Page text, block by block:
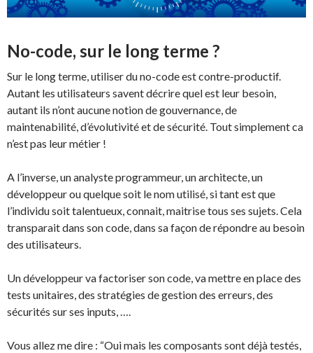
No-code, sur le long terme ?
Sur le long terme, utiliser du no-code est contre-productif.
Autant les utilisateurs savent décrire quel est leur besoin,
autant ils n’ont aucune notion de gouvernance, de
maintenabilité, d’évolutivité et de sécurité. Tout simplement ca
n’est pas leur métier !
A l’inverse, un analyste programmeur, un architecte, un
développeur ou quelque soit le nom utilisé, si tant est que
l’individu soit talentueux, connait, maitrise tous ses sujets. Cela
transparait dans son code, dans sa façon de répondre au besoin
des utilisateurs.
Un développeur va factoriser son code, va mettre en place des
tests unitaires, des stratégies de gestion des erreurs, des
sécurités sur ses inputs, ….
Vous allez me dire : “Oui mais les composants sont déjà testés,